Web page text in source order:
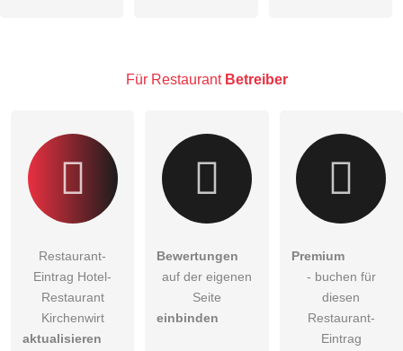
Restaurant-Eintrag zu stellen.
Für Restaurant Betreiber
Restaurant-
Eintrag Hotel-
Restaurant
Kirchenwirt
aktualisieren
Bewertungen
auf der eigenen
Seite
einbinden
Premium
- buchen für
diesen
Restaurant-
Eintrag